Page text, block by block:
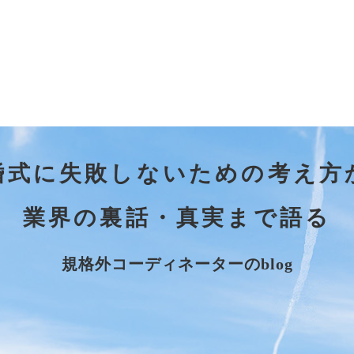
式に失敗しないための考え方
業界の裏話・真実まで語る
規格外コーディネーターのblog